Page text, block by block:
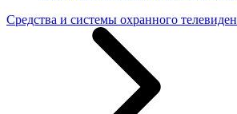
Средства и системы охранного